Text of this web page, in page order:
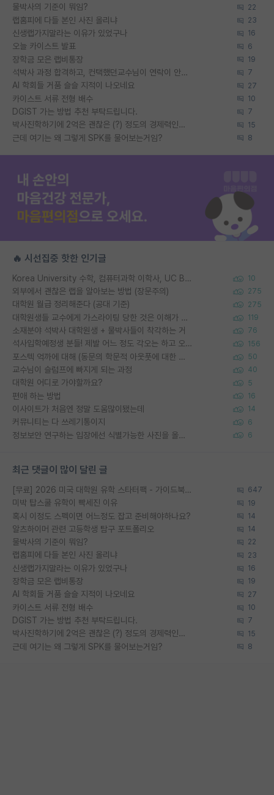
물박사의 기준이 뭐임? 22
랩홈피에 다들 본인 사진 올리냐 23
신생랩가지말라는 이유가 있었구나 16
오늘 카이스트 발표 6
장학금 모은 랩비통장 19
석박사 과정 합격하고, 컨택했던교수님이 연락이 안됩니다... 7
AI 학회들 거품 슬슬 지적이 나오네요 27
카이스트 서류 전형 배수 10
DGIST 가는 방법 추천 부탁드립니다. 7
박사진학하기에 2억은 괜찮은 (?) 정도의 경제력인가요 15
근데 여기는 왜 그렇게 SPK를 물어보는거임? 8
🔥 시선집중 핫한 인기글
Korea University 수학, 컴퓨터과학 이학사, UC Berkeley 산업공학 대학원 공학박사가 되는 것은 쉽지 않겠죠? 10
외부에서 괜찮은 랩을 알아보는 방법 (장문주의) 275
대학원 월급 정리해준다 (공대 기준) 275
대학원생들 교수에게 가스라이팅 당한 것은 이해가 갑니다. 안타깝네요. 119
소재분야 석박사 대학원생 + 물박사들이 착각하는 거 76
석사입학예정생 분들! 제발 어느 정도 각오는 하고 오세요. 156
포스텍 억까에 대해 (동문의 학문적 아웃풋에 대한 반박) 50
교수님이 슬럼프에 빠지게 되는 과정 40
대학원 어디로 가야할까요? 5
편애 하는 방법 16
이사이트가 처음엔 정말 도움많이됐는데 14
커뮤니티는 다 쓰레기통이지 6
정보보안 연구하는 입장에선 식별가능한 사진을 올리는건 비추이긴함 6
최근 댓글이 많이 달린 글
[무료] 2026 미국 대학원 유학 스타터팩 - 가이드북 & 합격자 컨택메일 템플릿 647
미박 탑스쿨 유학이 빡세진 이유 19
혹시 이정도 스펙이면 어느정도 잡고 준비해야하나요? 14
알츠하이머 관련 고등학생 탐구 포트폴리오 14
물박사의 기준이 뭐임? 22
랩홈피에 다들 본인 사진 올리냐 23
신생랩가지말라는 이유가 있었구나 16
장학금 모은 랩비통장 19
AI 학회들 거품 슬슬 지적이 나오네요 27
카이스트 서류 전형 배수 10
DGIST 가는 방법 추천 부탁드립니다. 7
박사진학하기에 2억은 괜찮은 (?) 정도의 경제력인가요 15
근데 여기는 왜 그렇게 SPK를 물어보는거임? 8